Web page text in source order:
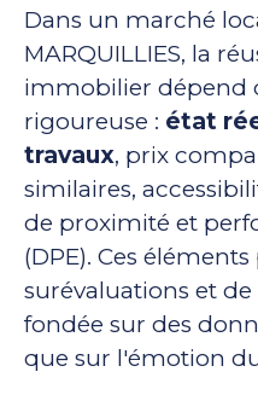
Dans un marché
MARQUILLIES, la
immobilier dépend
rigoureuse : état
travaux, prix
similaires,
de proximité et
(DPE). Ces
surévaluations et
fondée sur des
que sur l'émotion